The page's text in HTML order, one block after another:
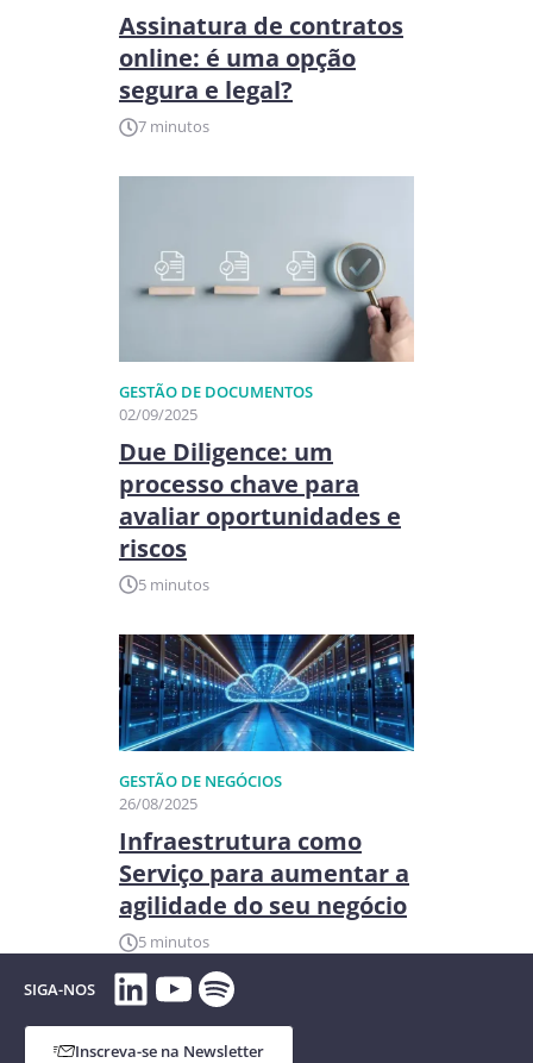
Assinatura de contratos
online: é uma opção
segura e legal?
7 minutos
GESTÃO DE DOCUMENTOS
02/09/2025
Due Diligence: um
processo chave para
avaliar oportunidades e
riscos
5 minutos
GESTÃO DE NEGÓCIOS​
26/08/2025
Infraestrutura como
Serviço para aumentar a
agilidade do seu negócio
5 minutos
SIGA-NOS LinkedIn
YouTube
Spotify
Inscreva-se na Newsletter